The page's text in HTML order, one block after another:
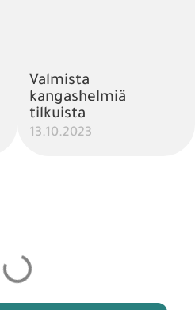
Valmista
kangashelmiä
tilkuista
13.10.2023